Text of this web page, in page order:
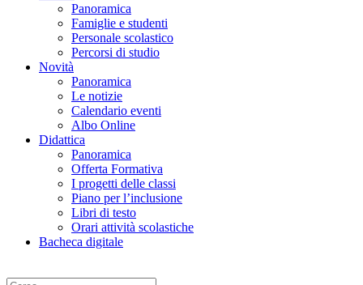
Panoramica
Famiglie e studenti
Personale scolastico
Percorsi di studio
Novità
Panoramica
Le notizie
Calendario eventi
Albo Online
Didattica
Panoramica
Offerta Formativa
I progetti delle classi
Piano per l’inclusione
Libri di testo
Orari attività scolastiche
Bacheca digitale